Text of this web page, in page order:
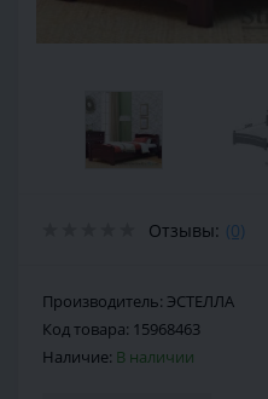
Отзывы: (0)
Производитель: ЭСТЕЛЛА
Код товара: 15968463
Наличие: В наличии